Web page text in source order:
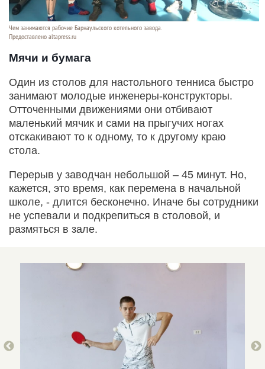
Чем занимаются рабочие Барнаульского котельного завода.
Предоставлено altapress.ru
Мячи и бумага
Один из столов для настольного тенниса быстро
занимают молодые инженеры-конструкторы.
Отточенными движениями они отбивают
маленький мячик и сами на прыгучих ногах
отскакивают то к одному, то к другому краю
стола.
Перерыв у заводчан небольшой – 45 минут. Но,
кажется, это время, как перемена в начальной
школе, - длится бесконечно. Иначе бы сотрудники
не успевали и подкрепиться в столовой, и
размяться в зале.